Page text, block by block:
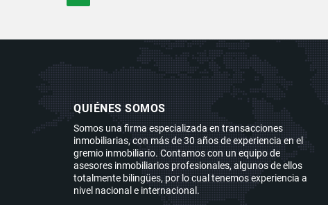
QUIÉNES SOMOS
Somos una firma especializada en transacciones
inmobiliarias, con más de 30 años de experiencia en el
gremio inmobiliario. Contamos con un equipo de
asesores inmobiliarios profesionales, algunos de ellos
totalmente bilingües, por lo cual tenemos experiencia a
nivel nacional e internacional.